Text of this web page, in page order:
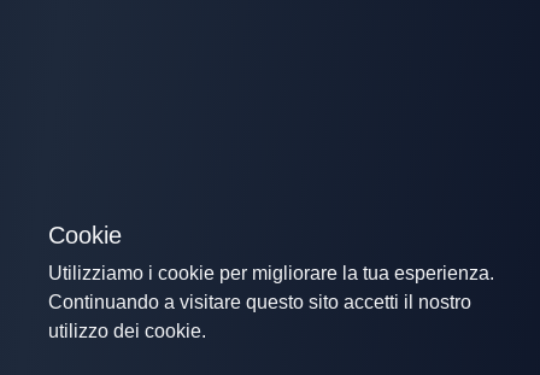
Cookie
Utilizziamo i cookie per migliorare la tua esperienza.
Continuando a visitare questo sito accetti il nostro
utilizzo dei cookie.